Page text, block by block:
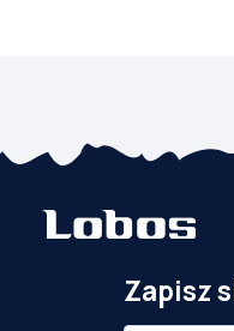
Zapisz